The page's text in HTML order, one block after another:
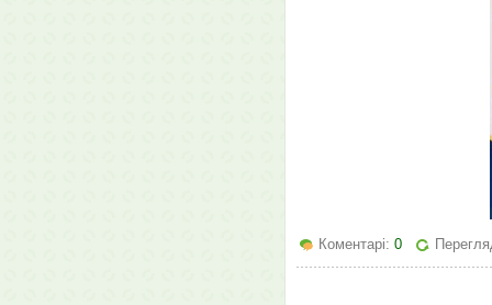
Коментарі: 0